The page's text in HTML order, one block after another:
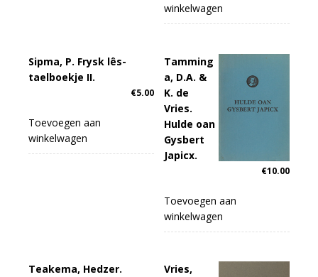
winkelwagen
Sipma, P. Frysk lês-
taelboekje II.
€5.00
Toevoegen aan
winkelwagen
Tamming
a, D.A. &
K. de
Vries.
Hulde oan
Gysbert
Japicx.
€10.00
Toevoegen aan
winkelwagen
Teakema, Hedzer.
Vries,